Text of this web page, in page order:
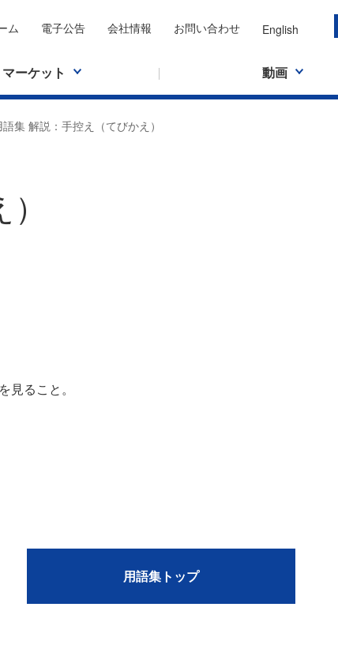
ム 電子公告 会社情報 お問い合わせ English
マーケット 動画
集 解説：手控え（てびかえ）
ること。
用語集トップ